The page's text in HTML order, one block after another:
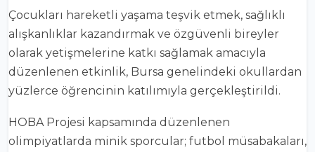
Çocukları hareketli yaşama teşvik etmek, sağlıklı
alışkanlıklar kazandırmak ve özgüvenli bireyler
olarak yetişmelerine katkı sağlamak amacıyla
düzenlenen etkinlik, Bursa genelindeki okullardan
yüzlerce öğrencinin katılımıyla gerçekleştirildi.
HOBA Projesi kapsamında düzenlenen
olimpiyatlarda minik sporcular; futbol müsabakaları,